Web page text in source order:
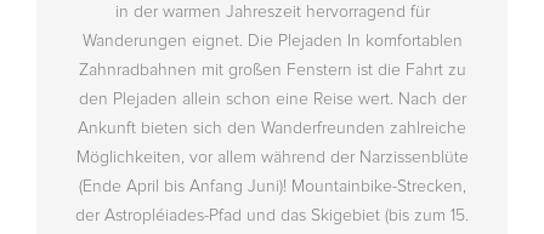
in der warmen Jahreszeit hervorragend für
Wanderungen eignet. Die Plejaden In komfortablen
Zahnradbahnen mit großen Fenstern ist die Fahrt zu
den Plejaden allein schon eine Reise wert. Nach der
Ankunft bieten sich den Wanderfreunden zahlreiche
Möglichkeiten, vor allem während der Narzissenblüte
(Ende April bis Anfang Juni)! Mountainbike-Strecken,
der Astropléiades-Pfad und das Skigebiet (bis zum 15.